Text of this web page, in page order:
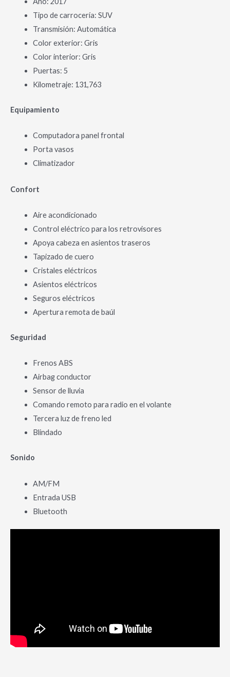
Tipo de carrocería: SUV
Transmisión: Automática
Color exterior: Gris
Color interior: Gris
Puertas: 5
Kilometraje: 131,763
Equipamiento
Computadora panel frontal
Porta vasos
Climatizador
Confort
Aire acondicionado
Control eléctrico para los retrovisores
Apoya cabeza en asientos traseros
Tapizado de cuero
Cristales eléctricos
Asientos eléctricos
Seguros eléctricos
Apertura remota de baúl
Seguridad
Frenos ABS
Airbag conductor
Sensor de lluvia
Comando remoto para radio en el volante
Tercera luz de freno led
Blindado
Sonido
AM/FM
Entrada USB
Bluetooth